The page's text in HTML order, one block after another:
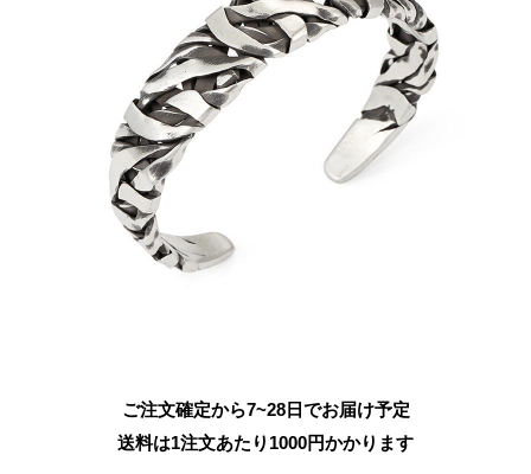
ご注文確定から7~28日でお届け予定
送料は1注文あたり 1000円かかります